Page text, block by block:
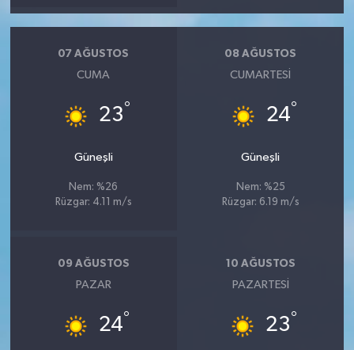
07 AĞUSTOS
CUMA
23°
Güneşli
Nem: %26
Rüzgar: 4.11 m/s
08 AĞUSTOS
CUMARTESI
24°
Güneşli
Nem: %25
Rüzgar: 6.19 m/s
09 AĞUSTOS
PAZAR
24°
10 AĞUSTOS
PAZARTESI
23°